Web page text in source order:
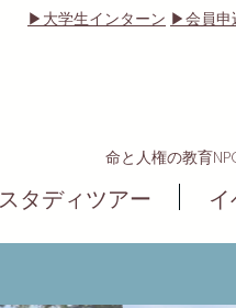
▶大学生インターン ▶会員申
命と人権の教育
スタディツアー イ